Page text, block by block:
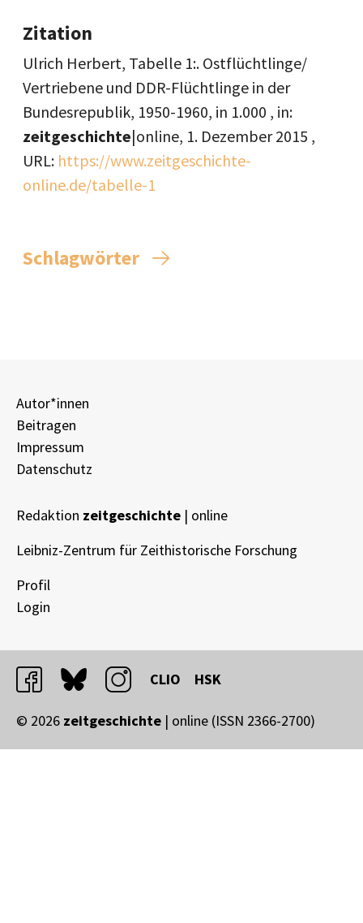
Zitation
Ulrich Herbert, Tabelle 1:. Ostflüchtlinge/
Vertriebene und DDR-Flüchtlinge in der
Bundesrepublik, 1950-1960, in 1.000 , in:
zeitgeschichte|online, 1. Dezember 2015 ,
URL: https://www.zeitgeschichte-
online.de/tabelle-1
Schlagwörter
Autor*innen
Beitragen
Impressum
Datenschutz
Redaktion zeitgeschichte | online
Leibniz-Zentrum für Zeithistorische Forschung
Profil
Login
facebookbluesky instagram
CLIO HSK
© 2026 zeitgeschichte | online (ISSN 2366-2700)